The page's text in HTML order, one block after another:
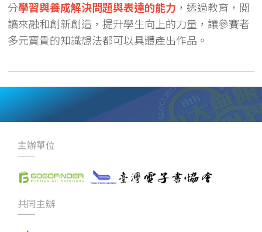
分學習與養成解決問題與表達的能力 ，透過教育，閱
讀來融和創新創造，提升學生向上的力量，讓參賽者
多元寶貴的知識想法都可以具體產出作品。
主辦單位
共同主辦